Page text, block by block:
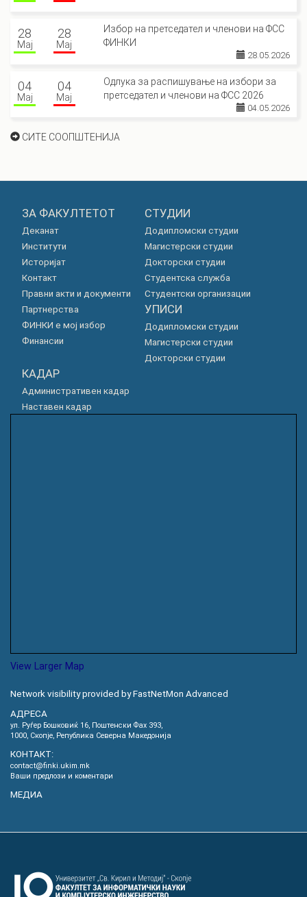
28
Мај
28
Мај
Избор на претседател и членови на ФСС
ФИНКИ
28.05.2026
04
Мај
04
Мај
Одлука за распишување на избори за
претседател и членови на ФСС 2026
04.05.2026
СИТЕ СООПШТЕНИЈА
ЗА ФАКУЛТЕТОТ
Деканат
Институти
Историјат
Контакт
Правни акти и документи
Партнерства
ФИНКИ е мој избор
Финансии
СТУДИИ
Додипломски студии
Магистерски студии
Докторски студии
Студентска служба
Студентски организации
УПИСИ
Додипломски студии
Магистерски студии
Докторски студии
КАДАР
Административен кадар
Наставен кадар
View Larger Map
Network visibility provided by FastNetMon Advanced
АДРЕСА
ул. Руѓер Бошковиќ 16, Пoштенски Фах 393,
1000, Скопје, Република Северна Македонија
КОНТАКТ:
contact@finki.ukim.mk
Ваши предлози и коментари
МЕДИА